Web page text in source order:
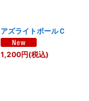
アズライトボールＣ
1,200円(税込)